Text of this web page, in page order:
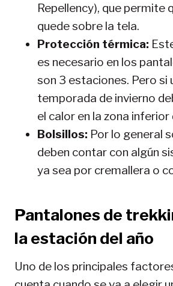
Repellency), que permite
quede sobre la tela.
Protección térmica:
es necesario en los
son 3 estaciones. Pero si
temporada de invierno
el calor en la zona inferior
Bolsillos: Por lo general
deben contar con algún
ya sea por cremallera o
Pantalones de
la estación del año
Uno de los principales